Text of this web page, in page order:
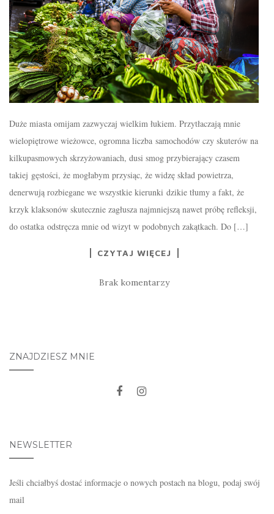
Duże miasta omijam zazwyczaj wielkim łukiem. Przytłaczają mnie
wielopiętrowe wieżowce, ogromna liczba samochodów czy skuterów na
kilkupasmowych skrzyżowaniach, dusi smog przybierający czasem
takiej gęstości, że mogłabym przysiąc, że widzę skład powietrza,
denerwują rozbiegane we wszystkie kierunki dzikie tłumy a fakt, że
krzyk klaksonów skutecznie zagłusza najmniejszą nawet próbę refleksji,
do ostatka odstręcza mnie od wizyt w podobnych zakątkach. Do […]
CZYTAJ WIĘCEJ
Brak komentarzy
ZNAJDZIESZ MNIE
NEWSLETTER
Jeśli chciałbyś dostać informacje o nowych postach na blogu, podaj swój
mail